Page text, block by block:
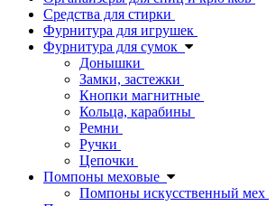
Средства для стирки
Фурнитура для игрушек
Фурнитура для сумок
Донышки
Замки, застежки
Кнопки магнитные
Кольца, карабины
Ремни
Ручки
Цепочки
Помпоны меховые
Помпоны искусственный мех